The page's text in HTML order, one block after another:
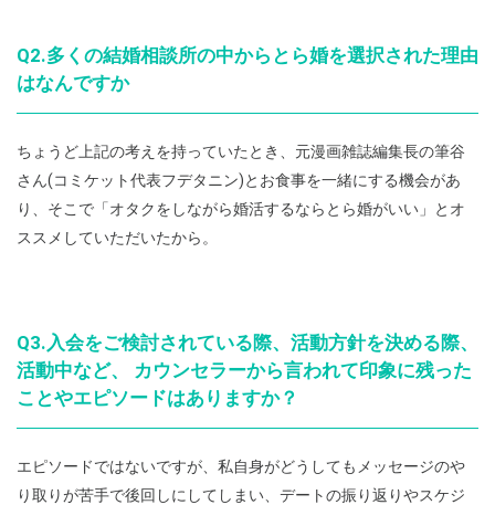
Q2.多くの結婚相談所の中からとら婚を選択された理由
はなんですか
ちょうど上記の考えを持っていたとき、元漫画雑誌編集長の筆谷
さん(コミケット代表フデタニン)とお食事を一緒にする機会があ
り、そこで「オタクをしながら婚活するならとら婚がいい」とオ
ススメしていただいたから。
Q3.入会をご検討されている際、活動方針を決める際、
活動中など、 カウンセラーから言われて印象に残った
ことやエピソードはありますか？
エピソードではないですが、私自身がどうしてもメッセージのや
り取りが苦手で後回しにしてしまい、デートの振り返りやスケジ